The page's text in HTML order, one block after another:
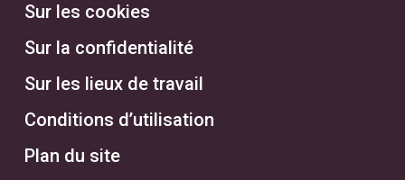
Sur les cookies
Sur la confidentialité
Sur les lieux de travail
Conditions d’utilisation
Plan du site